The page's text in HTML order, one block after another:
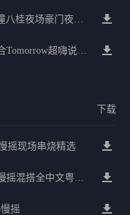
全国语ProgHouse携手打造慢摇碰撞八桂夜场豪门夜宴气氛小串
欣欣猪七夕气氛国粤House慢摇混合Tomorrow超嗨说唱英文House气氛
下载
摇现场串烧精选
全国语House伪装四块五的妞热播慢摇混搭全中文粤语Electro包房气氛串烧
摇